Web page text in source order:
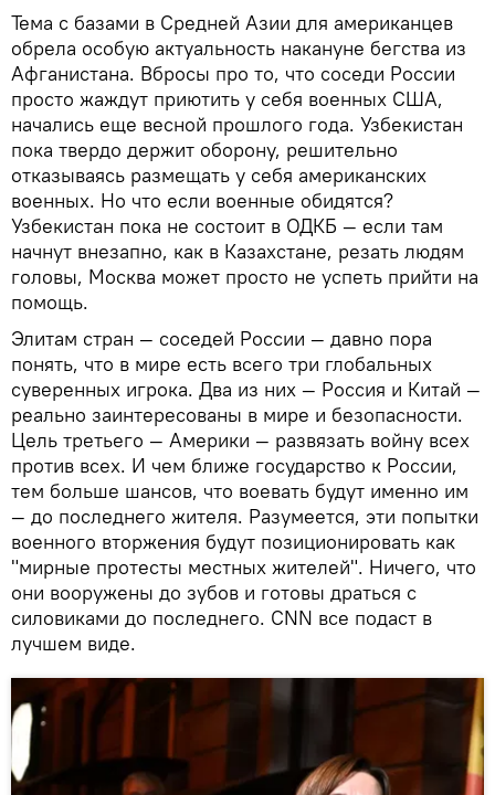
Тема с базами в Средней Азии для американцев
обрела особую актуальность накануне бегства из
Афганистана. Вбросы про то, что соседи России
просто жаждут приютить у себя военных США,
начались еще весной прошлого года. Узбекистан
пока твердо держит оборону, решительно
отказываясь размещать у себя американских
военных. Но что если военные обидятся?
Узбекистан пока не состоит в ОДКБ — если там
начнут внезапно, как в Казахстане, резать людям
головы, Москва может просто не успеть прийти на
помощь.
Элитам стран — соседей России — давно пора
понять, что в мире есть всего три глобальных
суверенных игрока. Два из них — Россия и Китай —
реально заинтересованы в мире и безопасности.
Цель третьего — Америки — развязать войну всех
против всех. И чем ближе государство к России,
тем больше шансов, что воевать будут именно им
— до последнего жителя. Разумеется, эти попытки
военного вторжения будут позиционировать как
"мирные протесты местных жителей". Ничего, что
они вооружены до зубов и готовы драться с
силовиками до последнего. CNN все подаст в
лучшем виде.